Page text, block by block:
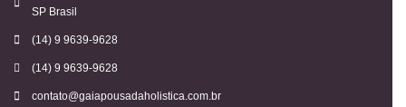
SP Brasil
(14) 9 9639-9628
(14) 9 9639-9628
contato@gaiapousadaholistica.com.br